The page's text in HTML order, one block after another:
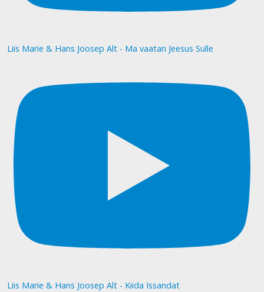
Liis Marie & Hans Joosep Alt - Ma vaatan Jeesus Sulle
Liis Marie & Hans Joosep Alt - Kiida Issandat